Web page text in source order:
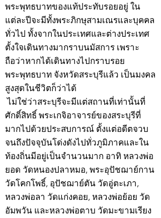
พระพุทธบาทของแท้ประทับรอยอยู่ ใน
แต่ละปีจะมีทั้งพระภิกษุสามเณรและบุคคล
ทั่วไป ทั้งจากในประเทศและต่างประเทศ
ตั้งใจเดินทางมากราบนมัสการ เพราะ
ถือว่าหากได้เดินทางไปกราบรอย
พระพุทธบาท จังหวัดสระบุรีแล้ว เป็นมงคล
สูงสุดในชีวิตก็ว่าได้
ไม่ใช่ว่าสระบุรีจะมีแต่สถานที่เท่านั้นที่
ศักดิ์สิทธิ์ พระเกจิอาจารย์ของสระบุรีที่
มากไปด้วยประสบการณ์ ตั้งแต่อดีตจวบ
จนถึงปัจจุบันโด่งดังไปทั่วภูมิภาคและใน
ท้องถิ่นมีอยู่เป็นจำนวนมาก อาทิ หลวงพ่อ
ยอด วัดหนองปลาหมอ, พระอุปัชฌาย์กาน
วัดโคกโพธิ์, อุปัชฌาย์ตัน วัดอู่ตะเภา,
หลวงพ่อลา วัดแก่งคอย, หลวงพ่อย้อย วัด
อัมพวัน และหลวงพ่อตาบ วัดมะขามเรียง